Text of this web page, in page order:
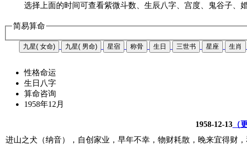
选择上面的时间可查看紫微斗数、生辰八字、宫度、鬼谷子、
简易算命
九星( 女命) 九星( 男命) 星宿 称骨 生日 三世书 星座 生肖
性格命运
生日八字
算命咨询
1958年12月
1958-12-13 （
进山之犬（纳音），自创家业，早年不幸，物财耗散，晚来宜得财